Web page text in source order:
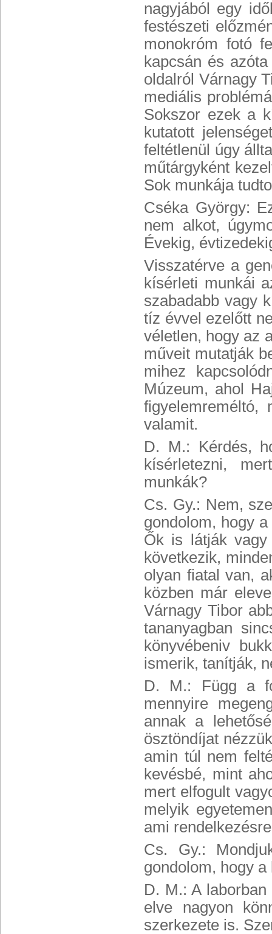
nagyjából egy
festészeti
monokróm fotó
kapcsán és
oldalról Várnagy
mediális
Sokszor ezek a
kutatott
feltétlenül úgy
műtárgyként
Sok munkája
Cséka György:
nem alkot,
Évekig,
Visszatérve a
kísérleti munkái
szabadabb vagy
tíz évvel ezelőtt
véletlen, hogy az
műveit mutatják
mihez
Múzeum, ahol
valamit.
D. M.: Kérdés,
kísérletezni,
munkák?
Cs. Gy.: Nem,
gondolom, hogy
Ők is látják vagy
következik,
olyan fiatal van,
közben már
Várnagy Tibor
tananyagban
könyvébeniv
ismerik, tanítják,
D. M.: Függ a
mennyire
annak a
ösztöndíjat
amin túl nem
kevésbé, mint
mert elfogult
melyik
ami
Cs. Gy.:
gondolom, hogy
D. M.: A
elve nagyon
szerkezete is.